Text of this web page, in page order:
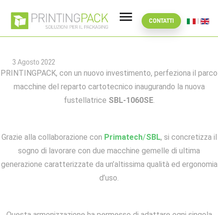
CONTATTI
NUOVO ARRIVO IN
PRINTINGPACK
3 Agosto 2022
PRINTINGPACK, con un nuovo investimento, perfeziona il parco
macchine del reparto cartotecnico inaugurando la nuova
fustellatrice SBL-1060SE.
Grazie alla collaborazione con Primatech/SBL, si concretizza il
sogno di lavorare con due macchine gemelle di ultima
generazione caratterizzate da un’altissima qualità ed ergonomia
d’uso.